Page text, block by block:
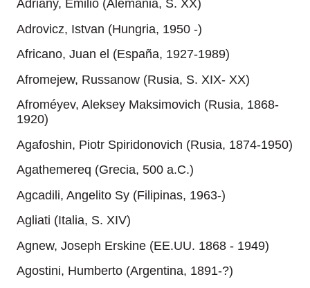
Adriany, Emilio (Alemania, S. XX)
Adrovicz, Istvan (Hungria, 1950 -)
Africano, Juan el (España, 1927-1989)
Afromejew, Russanow (Rusia, S. XIX- XX)
Afroméyev, Aleksey Maksimovich (Rusia, 1868-
1920)
Agafoshin, Piotr Spiridonovich (Rusia, 1874-1950)
Agathemereq (Grecia, 500 a.C.)
Agcadili, Angelito Sy (Filipinas, 1963-)
Agliati (Italia, S. XIV)
Agnew, Joseph Erskine (EE.UU. 1868 - 1949)
Agostini, Humberto (Argentina, 1891-?)